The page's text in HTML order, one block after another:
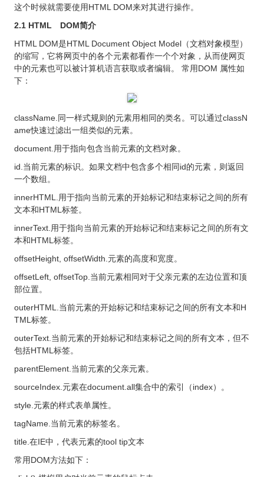
这个时候就需要使用HTML DOM来对其进行操作。
2.1 HTML DOM简介
HTML DOM是HTML Document Object Model（文档对象模型）
的缩写，它将网页中的各个元素都看作一个个对象，从而使网页
中的元素也可以被计算机语言获取或者编辑。 常用DOM 属性如
下：
className.同一样式规则的元素用相同的类名。可以通过classN
ame快速过滤出一组类似的元素。
document.用于指向包含当前元素的文档对象。
id.当前元素的标识。如果文档中包含多个相同id的元素，则返回
一个数组。
innerHTML.用于指向当前元素的开始标记和结束标记之间的所有
文本和HTML标签。
innerText.用于指向当前元素的开始标记和结束标记之间的所有文
本和HTML标签。
offsetHeight, offsetWidth.元素的高度和宽度。
offsetLeft, offsetTop.当前元素相同对于父亲元素的左边位置和顶
部位置。
outerHTML.当前元素的开始标记和结束标记之间的所有文本和H
TML标签。
outerText.当前元素的开始标记和结束标记之间的所有文本，但不
包括HTML标签。
parentElement.当前元素的父亲元素。
sourceIndex.元素在document.all集合中的索引（index）。
style.元素的样式表单属性。
tagName.当前元素的标签名。
title.在IE中，代表元素的tool tip文本
常用DOM方法如下：